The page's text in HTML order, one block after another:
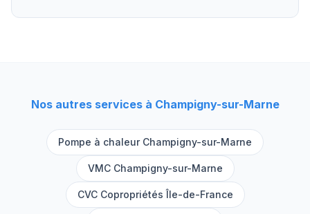
Nos autres services à Champigny-sur-Marne
Pompe à chaleur Champigny-sur-Marne
VMC Champigny-sur-Marne
CVC Copropriétés Île-de-France